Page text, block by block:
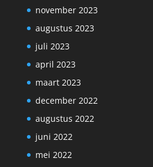
november 2023
augustus 2023
juli 2023
april 2023
maart 2023
december 2022
augustus 2022
juni 2022
mei 2022